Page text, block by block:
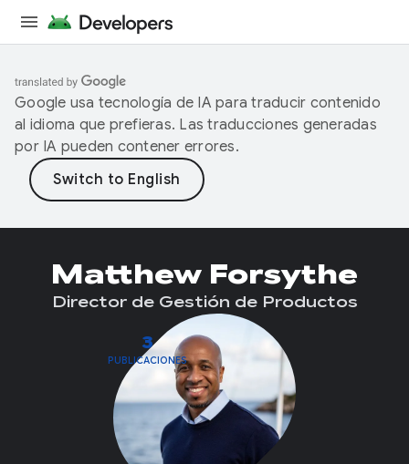
Google usa tecnología de IA para traducir contenido
al idioma que prefieras. Las traducciones generadas
por IA pueden contener errores.
3
PUBLICACIONES
Matthew Forsythe
Director de Gestión de Productos